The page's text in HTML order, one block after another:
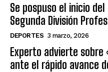
Se pospuso el inicio
Segunda División
DEPORTES 3 marzo, 2026
Experto advierte sobre
ante el rápido avance